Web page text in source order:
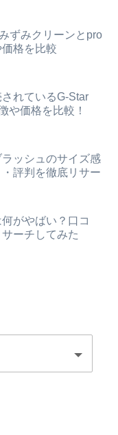
ずみクリーンとpro
格を比較
れているG-Star
や価格を比較！
ッシュのサイズ感
評判を徹底リサー
がやばい？口コ
ーチしてみた